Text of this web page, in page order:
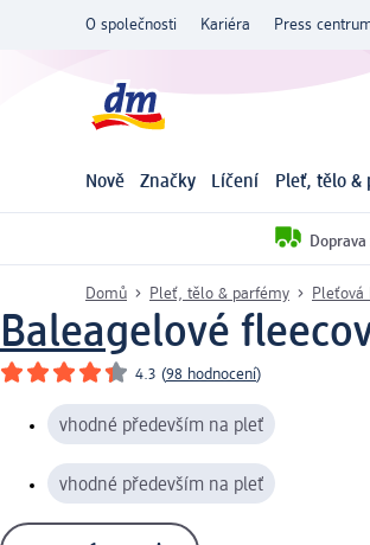
O společnosti Kariéra Press
Nově Značky Líčení Pleť, tělo &
Domů Pleť, tělo & parfémy Pleťová
Baleagelové
4.3 (98 hodnocení)
vhodné především na pleť
vhodné především na pleť